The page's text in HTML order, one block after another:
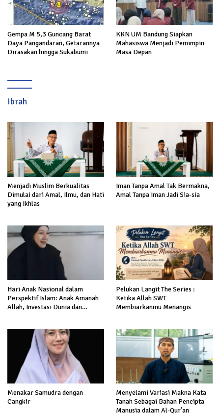
Gempa M 5,3 Guncang Barat
Daya Pangandaran, Getarannya
Dirasakan hingga Sukabumi
KKN UM Bandung Siapkan
Mahasiswa Menjadi Pemimpin
Masa Depan
Ibrah
Menjadi Muslim Berkualitas
Dimulai dari Amal, Ilmu, dan Hati
yang Ikhlas
Iman Tanpa Amal Tak Bermakna,
Amal Tanpa Iman Jadi Sia-sia
Hari Anak Nasional dalam
Perspektif Islam: Anak Amanah
Allah, Investasi Dunia dan
Pelukan Langit The Series :
Ketika Allah SWT
Membiarkanmu Menangis
Menakar Samudra dengan
Cangkir
Menyelami Variasi Makna Kata
Tanah Sebagai Bahan Pencipta
Manusia dalam Al-Qur’an